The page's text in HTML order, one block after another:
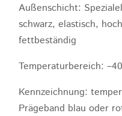
Außenschicht:
schwarz, elastisch,
fettbeständig
Temperaturbereich:
Kennzeichnung:
Prägeband blau oder